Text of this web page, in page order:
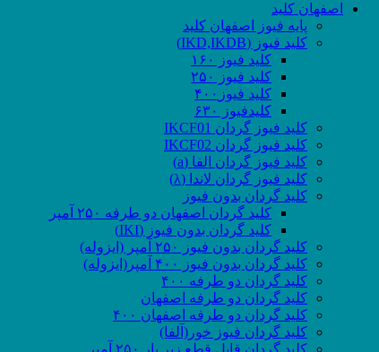
اصفهان کلید
پایه فیوز اصفهان کلید
کلید فیوز (IKD,IKDB)
کلید فیوز ۱۶۰
کلید فیوز ۲۵۰
کلید فیوز۴۰۰
کلیدفیوز ۶۳۰
کلید فیوز گردان IKCF01
کلید فیوز گردان IKCF02
کلید فیوز گردان الفا (a)
کلید فیوز گردان لاندا (λ)
کلید گردان بدون فیوز
کلید گردان اصفهان دو طرفه ۲۵۰ آمپر
کلید گردان بدون فیوز (IKI)
کلید گردان بدون فیوز ۲۵۰ آمپر (ایزوله)
کلید گردان بدون فیوز ۴۰۰ آمپر(ایزوله)
کلید گردان دو طرفه ۴۰۰
کلید گردان دو طرفه اصفهان
کلید گردان دو طرفه اصفهان ۴۰۰
کلید گردان فیوز خور(آلفا)